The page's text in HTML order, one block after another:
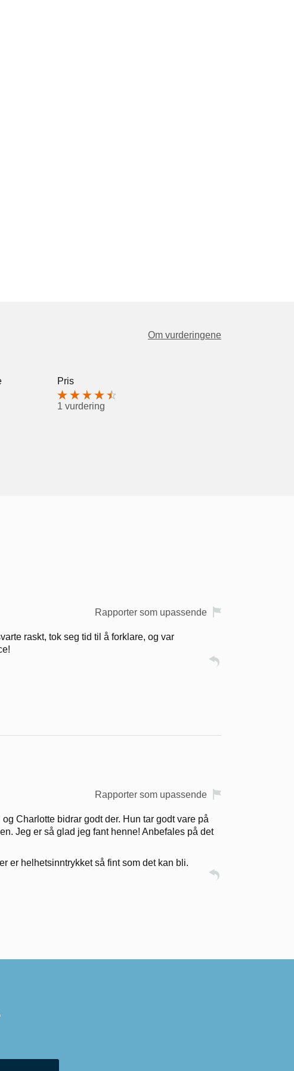
Om vurderingene
Pris
1 vurdering
Rapporter som upassende
raskt, tok seg tid til å forklare, og var
Rapporter som upassende
Charlotte bidrar godt der. Hun tar godt vare på
Jeg er så glad jeg fant henne! Anbefales på det
er helhetsinntrykket så fint som det kan bli.